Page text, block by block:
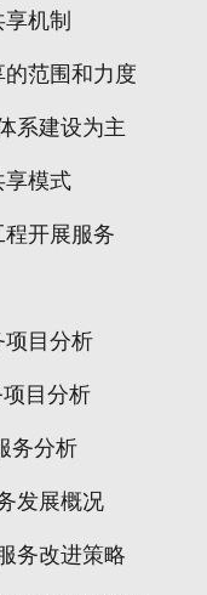
机制
范围和力度
系建设为主
享模式
程开展服务
项目分析
目分析
务分析
发展概况
务改进策略